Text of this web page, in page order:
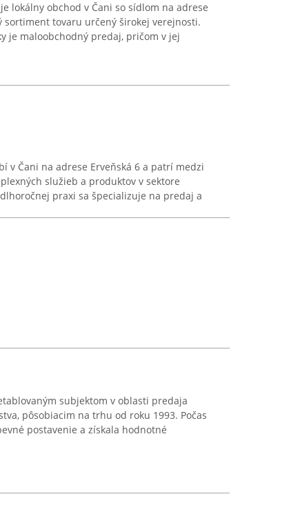
lokálny obchod v Čani so sídlom na adrese
sortiment tovaru určený širokej verejnosti.
je maloobchodný predaj, pričom v jej
v Čani na adrese Erveňská 6 a patrí medzi
služieb a produktov v sektore
praxi sa špecializuje na predaj a
subjektom v oblasti predaja
pôsobiacim na trhu od roku 1993. Počas
postavenie a získala hodnotné